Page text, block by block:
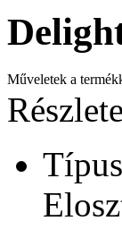
Műveletek a